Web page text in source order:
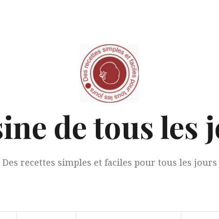
de tous les
Des recettes simples et faciles pour tous les jours